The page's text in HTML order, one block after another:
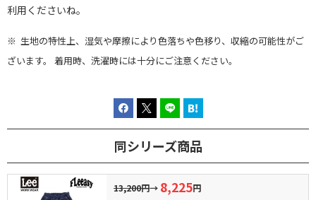
利用くださいね。
※ 生地の特性上、湿気や摩擦により色落ちや色移り、収縮の可能性がご
ざいます。 着用時、洗濯時には十分にご注意ください。
同シリーズ商品
13,200円→ 8,225円